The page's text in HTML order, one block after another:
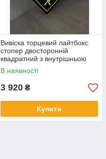
Вивіска торцевий лайтбокс
стопер двосторонній
квадратний з внутрішньою
підсвіткою
В наявності
3 920 ₴
Купити